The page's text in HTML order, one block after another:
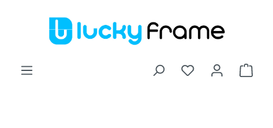
Zum Hauptinhalt springen